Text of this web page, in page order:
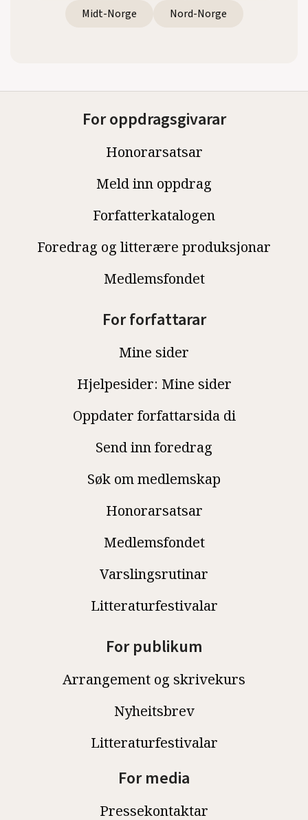
Midt-Norge
Nord-Norge
For oppdragsgivarar
Honorarsatsar
Meld inn oppdrag
Forfatterkatalogen
Foredrag og litterære produksjonar
Medlemsfondet
For forfattarar
Mine sider
Hjelpesider: Mine sider
Oppdater forfattarsida di
Send inn foredrag
Søk om medlemskap
Honorarsatsar
Medlemsfondet
Varslingsrutinar
Litteraturfestivalar
For publikum
Arrangement og skrivekurs
Nyheitsbrev
Litteraturfestivalar
For media
Pressekontaktar